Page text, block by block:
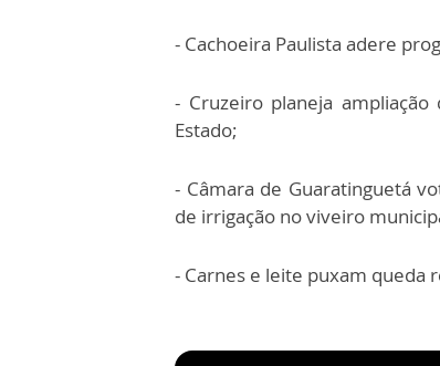
- Cachoeira Paulista adere
- Cruzeiro planeja
Estado;
- Câmara de Guaratinguetá
de irrigação no viveiro
- Carnes e leite puxam queda